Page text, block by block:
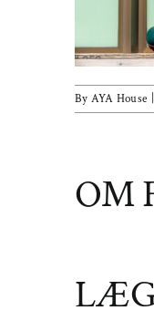
By AYA House
OM